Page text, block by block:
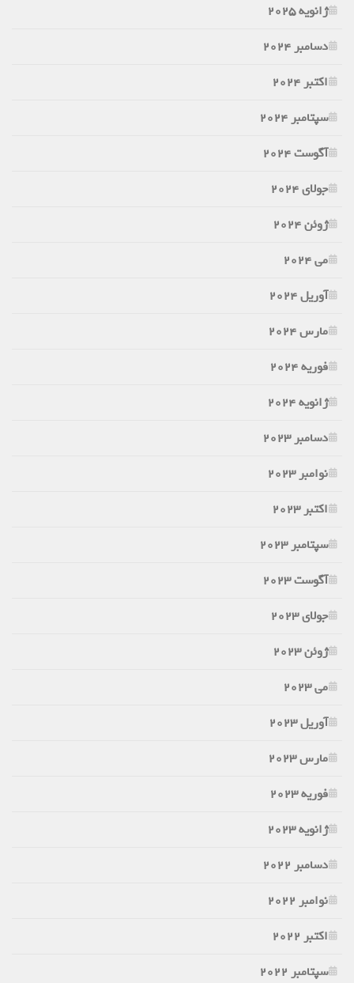
ژانویه 2025
دسامبر 2024
اکتبر 2024
سپتامبر 2024
آگوست 2024
جولای 2024
ژوئن 2024
می 2024
آوریل 2024
مارس 2024
فوریه 2024
ژانویه 2024
دسامبر 2023
نوامبر 2023
اکتبر 2023
سپتامبر 2023
آگوست 2023
جولای 2023
ژوئن 2023
می 2023
آوریل 2023
مارس 2023
فوریه 2023
ژانویه 2023
دسامبر 2022
نوامبر 2022
اکتبر 2022
سپتامبر 2022